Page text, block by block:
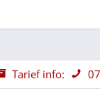
Tarief info: